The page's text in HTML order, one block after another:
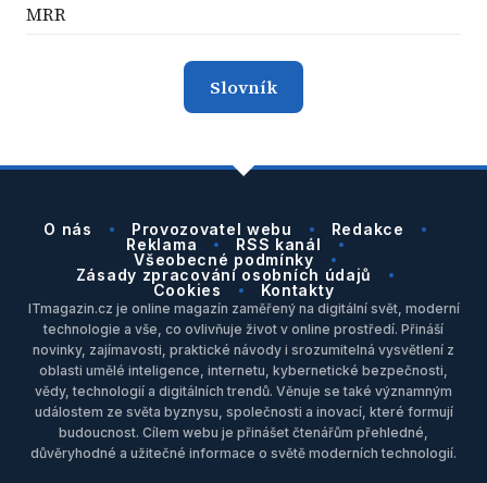
MRR
Slovník
O nás Provozovatel webu
Redakce
Reklama
RSS kanál
Všeobecné podmínky
Zásady zpracování osobních údajů
Cookies
Kontakty
ITmagazin.cz je online magazín zaměřený na digitální svět, moderní
technologie a vše, co ovlivňuje život v online prostředí. Přináší
novinky, zajímavosti, praktické návody i srozumitelná vysvětlení z
oblasti umělé inteligence, internetu, kybernetické bezpečnosti,
vědy, technologií a digitálních trendů. Věnuje se také významným
událostem ze světa byznysu, společnosti a inovací, které formují
budoucnost. Cílem webu je přinášet čtenářům přehledné,
důvěryhodné a užitečné informace o světě moderních technologií.